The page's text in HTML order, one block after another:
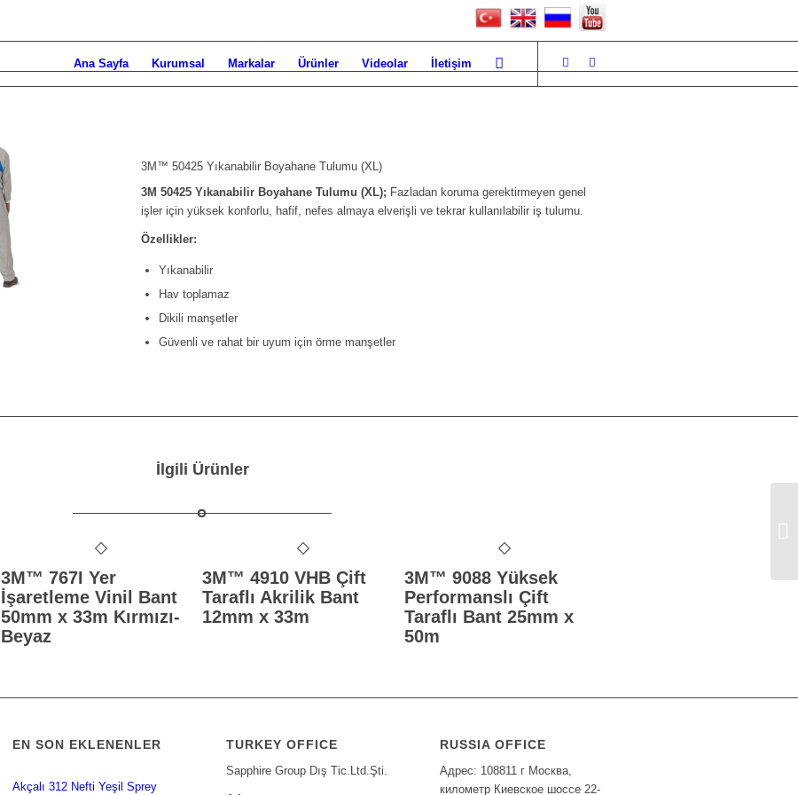
Ana Sayfa Kurumsal Markalar Ürünler Videolar İletişim
3M™ 50425 Yıkanabilir Boyahane Tulumu (XL)
3M 50425 Yıkanabilir Boyahane Tulumu (XL); Fazladan koruma gerektirmeyen genel
işler için yüksek konforlu, hafif, nefes almaya elverişli ve tekrar kullanılabilir iş tulumu.
Özellikler:
Yıkanabilir
Hav toplamaz
Dikili manşetler
Güvenli ve rahat bir uyum için örme manşetler
İlgili Ürünler
3M™ 767I Yer
İşaretleme Vinil Bant
50mm x 33m Kırmızı-
Beyaz
3M™ 4910 VHB Çift
Taraflı Akrilik Bant
12mm x 33m
3M™ 9088 Yüksek
Performanslı Çift
Taraflı Bant 25mm x
50m
EN SON EKLENENLER
Akçalı 312 Nefti Yeşil Sprey
TURKEY OFFICE
Sapphire Group Dış Tic.Ltd.Şti.
RUSSIA OFFICE
Адрес: 108811 г Москва,
километр Киевское шоссе 22-